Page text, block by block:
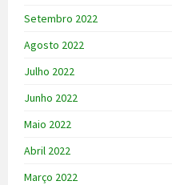
Setembro 2022
Agosto 2022
Julho 2022
Junho 2022
Maio 2022
Abril 2022
Março 2022